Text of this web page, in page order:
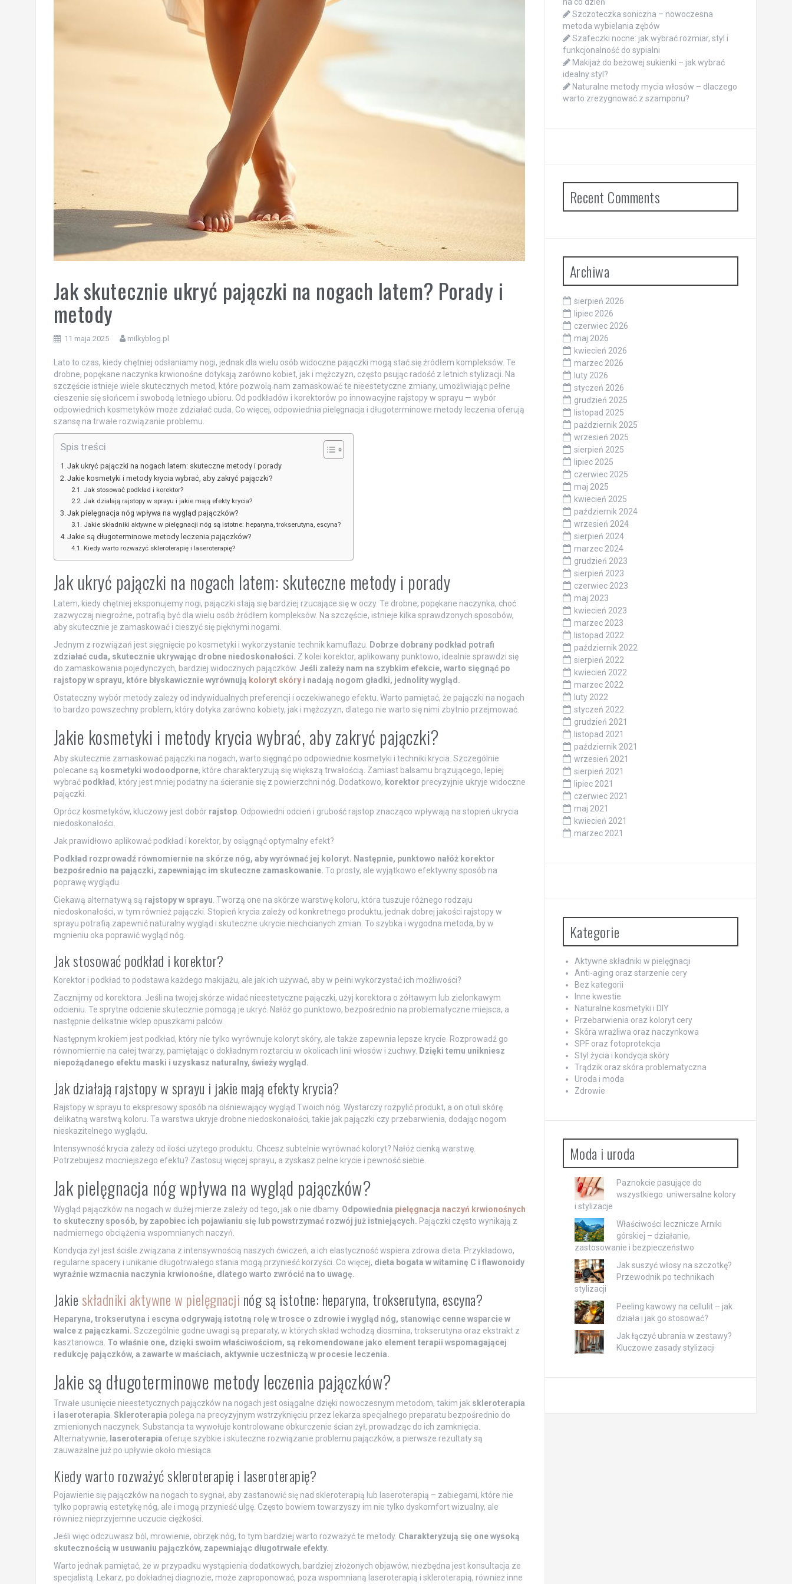
Jak skutecznie ukryć pajączki na nogach latem? Porady i
metody
11 maja 2025 milkyblog.pl
Lato to czas, kiedy chętniej odsłaniamy nogi, jednak dla wielu osób widoczne pajączki mogą stać się źródłem kompleksów. Te
drobne, popękane naczynka krwionośne dotykają zarówno kobiet, jak i mężczyzn, często psując radość z letnich stylizacji. Na
szczęście istnieje wiele skutecznych metod, które pozwolą nam zamaskować te nieestetyczne zmiany, umożliwiając pełne
cieszenie się słońcem i swobodą letniego ubioru. Od podkładów i korektorów po innowacyjne rajstopy w sprayu — wybór
odpowiednich kosmetyków może zdziałać cuda. Co więcej, odpowiednia pielęgnacja i długoterminowe metody leczenia oferują
szansę na trwałe rozwiązanie problemu.
Spis treści
Jak ukryć pajączki na nogach latem: skuteczne metody i porady
Jakie kosmetyki i metody krycia wybrać, aby zakryć pajączki?
Jak stosować podkład i korektor?
Jak działają rajstopy w sprayu i jakie mają efekty krycia?
Jak pielęgnacja nóg wpływa na wygląd pajączków?
Jakie składniki aktywne w pielęgnacji nóg są istotne: heparyna, trokserutyna, escyna?
Jakie są długoterminowe metody leczenia pajączków?
Kiedy warto rozważyć skleroterapię i laseroterapię?
Jak ukryć pajączki na nogach latem: skuteczne metody i porady
Latem, kiedy chętniej eksponujemy nogi, pajączki stają się bardziej rzucające się w oczy. Te drobne, popękane naczynka, choć
zazwyczaj niegroźne, potrafią być dla wielu osób źródłem kompleksów. Na szczęście, istnieje kilka sprawdzonych sposobów,
aby skutecznie je zamaskować i cieszyć się pięknymi nogami.
Jednym z rozwiązań jest sięgnięcie po kosmetyki i wykorzystanie technik kamuflażu.
Dobrze dobrany podkład potrafi
zdziałać cuda, skutecznie ukrywając drobne niedoskonałości. Z kolei korektor, aplikowany punktowo, idealnie sprawdzi się
do zamaskowania pojedynczych, bardziej widocznych pajączków. Jeśli zależy nam na szybkim efekcie, warto sięgnąć po
rajstopy w sprayu, które błyskawicznie wyrównują koloryt skóryi nadają nogom gładki, jednolity wygląd.
Ostateczny wybór metody zależy od indywidualnych preferencji i oczekiwanego efektu. Warto pamiętać, że pajączki na nogach
to bardzo powszechny problem, który dotyka zarówno kobiety, jak i mężczyzn, dlatego nie warto się nimi zbytnio przejmować.
Jakie kosmetyki i metody krycia wybrać, aby zakryć pajączki?
Aby skutecznie zamaskować pajączki na nogach, warto sięgnąć po odpowiednie kosmetyki i techniki krycia. Szczególnie
polecane są kosmetyki wodoodporne, które charakteryzują się większą trwałością. Zamiast balsamu brązującego, lepiej
wybrać podkład , który jest mniej podatny na ścieranie się z powierzchni nóg. Dodatkowo, korektor precyzyjnie ukryje widoczne
pajączki.
Oprócz kosmetyków, kluczowy jest dobór rajstop. Odpowiedni odcień i grubość rajstop znacząco wpływają na stopień ukrycia
niedoskonałości.
Jak prawidłowo aplikować podkład i korektor, by osiągnąć optymalny efekt?
Podkład rozprowadź równomiernie na skórze nóg, aby wyrównać jej koloryt. Następnie, punktowo nałóż korektor
bezpośrednio na pajączki, zapewniając im skuteczne zamaskowanie. To prosty, ale wyjątkowo efektywny sposób na
poprawę wyglądu.
Ciekawą alternatywą są rajstopy w sprayu . Tworzą one na skórze warstwę koloru, która tuszuje różnego rodzaju
niedoskonałości, w tym również pajączki. Stopień krycia zależy od konkretnego produktu, jednak dobrej jakości rajstopy w
sprayu potrafią zapewnić naturalny wygląd i skuteczne ukrycie niechcianych zmian. To szybka i wygodna metoda, by w
mgnieniu oka poprawić wygląd nóg.
Jak stosować podkład i korektor?
Korektor i podkład to podstawa każdego makijażu, ale jak ich używać, aby w pełni wykorzystać ich możliwości?
Zacznijmy od korektora. Jeśli na twojej skórze widać nieestetyczne pajączki, użyj korektora o żółtawym lub zielonkawym
odcieniu. Te sprytne odcienie skutecznie pomogą je ukryć. Nałóż go punktowo, bezpośrednio na problematyczne miejsca, a
następnie delikatnie wklep opuszkami palców.
Następnym krokiem jest podkład, który nie tylko wyrównuje koloryt skóry, ale także zapewnia lepsze krycie. Rozprowadź go
równomiernie na całej twarzy, pamiętając o dokładnym roztarciu w okolicach linii włosów i żuchwy. Dzięki temu unikniesz
niepożądanego efektu maski i uzyskasz naturalny, świeży wygląd.
Jak działają rajstopy w sprayu i jakie mają efekty krycia?
Rajstopy w sprayu to ekspresowy sposób na olśniewający wygląd Twoich nóg. Wystarczy rozpylić produkt, a on otuli skórę
delikatną warstwą koloru. Ta warstwa ukryje drobne niedoskonałości, takie jak pajączki czy przebarwienia, dodając nogom
nieskazitelnego wyglądu.
Intensywność krycia zależy od ilości użytego produktu. Chcesz subtelnie wyrównać koloryt? Nałóż cienką warstwę.
Potrzebujesz mocniejszego efektu? Zastosuj więcej sprayu, a zyskasz pełne krycie i pewność siebie.
Jak pielęgnacja nóg wpływa na wygląd pajączków?
Wygląd pajączków na nogach w dużej mierze zależy od tego, jak o nie dbamy. Odpowiednia pielęgnacja naczyń krwionośnych
to skuteczny sposób, by zapobiec ich pojawianiu się lub powstrzymać rozwój już istniejących. Pajączki często wynikają z
nadmiernego obciążenia wspomnianych naczyń.
Kondycja żył jest ściśle związana z intensywnością naszych ćwiczeń, a ich elastyczność wspiera zdrowa dieta. Przykładowo,
regularne spacery i unikanie długotrwałego stania mogą przynieść korzyści. Co więcej, dieta bogata w witaminę C i flawonoidy
wyraźnie wzmacnia naczynia krwionośne, dlatego warto zwrócić na to uwagę.
Jakieskładniki aktywne w pielęgnacji nóg są istotne: heparyna, trokserutyna, escyna?
Heparyna, trokserutyna i escyna odgrywają istotną rolę w trosce o zdrowie i wygląd nóg, stanowiąc cenne wsparcie w
walce z pajączkami. Szczególnie godne uwagi są preparaty, w których skład wchodzą diosmina, trokserutyna oraz ekstrakt z
kasztanowca. To właśnie one, dzięki swoim właściwościom, są rekomendowane jako element terapii wspomagającej
redukcję pajączków, a zawarte w maściach, aktywnie uczestniczą w procesie leczenia.
Jakie są długoterminowe metody leczenia pajączków?
Trwałe usunięcie nieestetycznych pajączków na nogach jest osiągalne dzięki nowoczesnym metodom, takim jak skleroterapia
i laseroterapia Skleroterapia polega na precyzyjnym wstrzyknięciu przez lekarza specjalnego preparatu bezpośrednio do
zmienionych naczynek. Substancja ta wywołuje kontrolowane obkurczenie ścian żył, prowadząc do ich zamknięcia.
Alternatywnie, laseroterapia oferuje szybkie i skuteczne rozwiązanie problemu pajączków, a pierwsze rezultaty są
zauważalne już po upływie około miesiąca.
Kiedy warto rozważyć skleroterapię i laseroterapię?
Pojawienie się pajączków na nogach to sygnał, aby zastanowić się nad skleroterapią lub laseroterapią – zabiegami, które nie
tylko poprawią estetykę nóg, ale i mogą przynieść ulgę. Często bowiem towarzyszy im nie tylko dyskomfort wizualny, ale
również nieprzyjemne uczucie ciężkości.
Jeśli więc odczuwasz ból, mrowienie, obrzęk nóg, to tym bardziej warto rozważyć te metody. Charakteryzują się one wysoką
skutecznością w usuwaniu pajączków, zapewniając długotrwałe efekty.
Warto jednak pamiętać, że w przypadku wystąpienia dodatkowych, bardziej złożonych objawów, niezbędna jest konsultacja ze
specjalistą. Lekarz, po dokładnej diagnozie, może zaproponować, poza wspomnianą laseroterapią i skleroterapią, również inne
Szczoteczka soniczna – nowoczesna
metoda wybielania zębów
Szafeczki nocne: jak wybrać rozmiar, styl i
funkcjonalność do sypialni
Makijaż do beżowej sukienki – jak wybrać
idealny styl?
Naturalne metody mycia włosów – dlaczego
warto zrezygnować z szamponu?
Recent Comments
Archiwa
sierpień 2026
lipiec 2026
czerwiec 2026
maj 2026
kwiecień 2026
marzec 2026
luty 2026
styczeń 2026
grudzień 2025
listopad 2025
październik 2025
wrzesień 2025
sierpień 2025
lipiec 2025
czerwiec 2025
maj 2025
kwiecień 2025
październik 2024
wrzesień 2024
sierpień 2024
marzec 2024
grudzień 2023
sierpień 2023
czerwiec 2023
maj 2023
kwiecień 2023
marzec 2023
listopad 2022
październik 2022
sierpień 2022
kwiecień 2022
marzec 2022
luty 2022
styczeń 2022
grudzień 2021
listopad 2021
październik 2021
wrzesień 2021
sierpień 2021
lipiec 2021
czerwiec 2021
maj 2021
kwiecień 2021
marzec 2021
Kategorie
Aktywne składniki w pielęgnacji
Anti-aging oraz starzenie cery
Bez kategorii
Inne kwestie
Naturalne kosmetyki i DIY
Przebarwienia oraz koloryt cery
Skóra wrażliwa oraz naczynkowa
SPF oraz fotoprotekcja
Styl życia i kondycja skóry
Trądzik oraz skóra problematyczna
Uroda i moda
Zdrowie
Moda i uroda
Paznokcie pasujące do
wszystkiego: uniwersalne kolory
i stylizacje
Właściwości lecznicze Arniki
górskiej – działanie,
zastosowanie i bezpieczeństwo
Jak suszyć włosy na szczotkę?
Przewodnik po technikach
stylizacji
Peeling kawowy na cellulit – jak
działa i jak go stosować?
Jak łączyć ubrania w zestawy?
Kluczowe zasady stylizacji